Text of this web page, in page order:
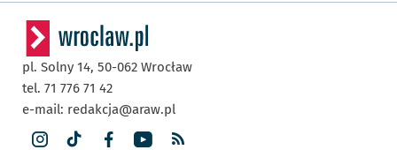
pl. Solny 14, 50-062 Wrocław
tel. 71 776 71 42
e-mail: redakcja@araw.pl